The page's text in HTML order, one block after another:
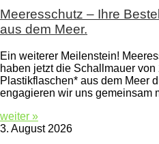
Meeresschutz – Ihre
aus dem Meer.
Ein weiterer Meilenstein!
haben jetzt die Schallmauer
Plastikflaschen* aus dem Meer
engagieren wir uns gemeinsam
weiter »
3. August 2026